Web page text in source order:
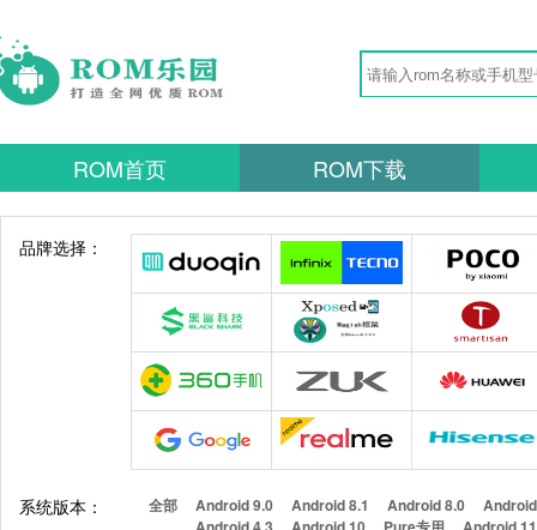
ROM首页 ROM下载
品牌选择：
系统版本： 全部 Android 9.0 Android 8.1 Android 8.0